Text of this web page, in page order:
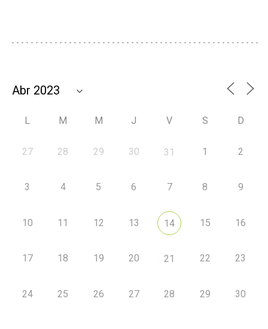
L M M J V S D
27 28 29 30 31 1 2
3 4 5 6 7 8 9
10 11 12 13 14 15 16
17 18 19 20 21 22 23
24 25 26 27 28 29 30